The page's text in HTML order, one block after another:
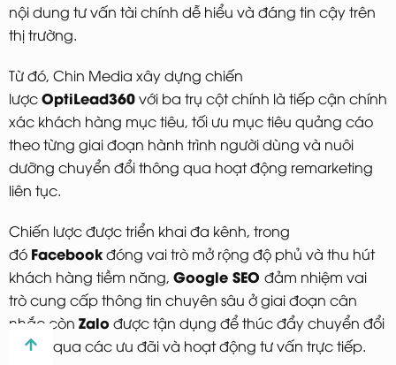
nội dung tư vấn tài chính dễ hiểu và đáng tin cậy trên
thị trường.
Từ đó, Chin Media xây dựng chiến
lượcOptiLead360với ba trụ cột chính là tiếp cận chính
xác khách hàng mục tiêu, tối ưu mục tiêu quảng cáo
theo từng giai đoạn hành trình người dùng và nuôi
dưỡng chuyển đổi thông qua hoạt động remarketing
liên tục.
Chiến lược được triển khai đa kênh, trong
đó Facebookđóng vai trò mở rộng độ phủ và thu hút
khách hàng tiềm năng, Google SEO đảm nhiệm vai
trò cung cấp thông tin chuyên sâu ở giai đoạn cân
nhắc còn Zalo được tận dụng để thúc đẩy chuyển đổi
thông qua các ưu đãi và hoạt động tư vấn trực tiếp.